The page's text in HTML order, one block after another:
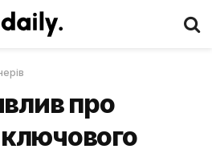
про
ключового